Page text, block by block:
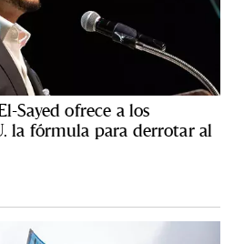
Sayed ofrece a los
la fórmula para derrotar al